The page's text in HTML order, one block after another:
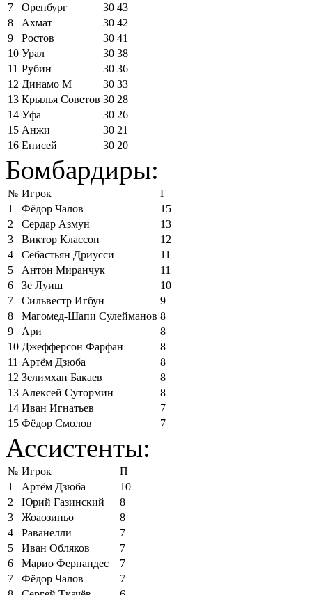
7
Оренбург 30 43
8
Ахмат 30 42
9
Ростов 30 41
10 Урал 30 38
11 Рубин 30 36
12 Динамо М 30 33
13 Крылья Советов 30 28
14 Уфа 30 26
15 Анжи 30 21
16 Енисей 30 20
Бомбардиры:
№ Игрок
Г
1
Фёдор Чалов
15
2
Сердар Азмун
13
3
Виктор Классон
12
4
Себастьян Дриусси
11
5
Антон Миранчук
11
6
Зе Луиш
10
7
Сильвестр Игбун
9
8
Магомед-Шапи Сулейманов 8
9
Ари
8
10 Джефферсон Фарфан
8
11 Артём Дзюба
8
12 Зелимхан Бакаев
8
13 Алексей Сутормин
8
14 Иван Игнатьев
7
15 Фёдор Смолов 7
Ассистенты:
№ Игрок
П
1
Артём Дзюба
10
2
Юрий Газинский
8
3
Жоаозиньо
8
4
Раванелли
7
5
Иван Обляков
7
6
Марио Фернандес
7
7
Фёдор Чалов
7